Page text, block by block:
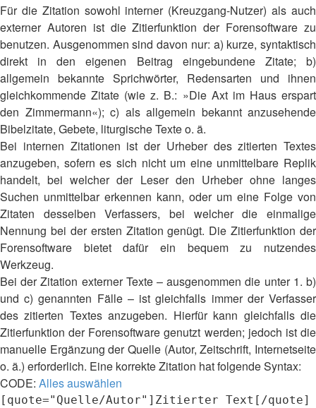
Für die Zitation sowohl interner (Kreuzgang-Nutzer) als auch
externer Autoren ist die Zitierfunktion der Forensoftware zu
benutzen. Ausgenommen sind davon nur: a) kurze, syntaktisch
direkt in den eigenen Beitrag eingebundene Zitate; b)
allgemein bekannte Sprichwörter, Redensarten und ihnen
gleichkommende Zitate (wie z. B.: »Die Axt im Haus erspart
den Zimmermann«); c) als allgemein bekannt anzusehende
Bibelzitate, Gebete, liturgische Texte o. ä.
Bei internen Zitationen ist der Urheber des zitierten Textes
anzugeben, sofern es sich nicht um eine unmittelbare Replik
handelt, bei welcher der Leser den Urheber ohne langes
Suchen unmittelbar erkennen kann, oder um eine Folge von
Zitaten desselben Verfassers, bei welcher die einmalige
Nennung bei der ersten Zitation genügt. Die Zitierfunktion der
Forensoftware bietet dafür ein bequem zu nutzendes
Werkzeug.
Bei der Zitation externer Texte – ausgenommen die unter 1. b)
und c) genannten Fälle – ist gleichfalls immer der Verfasser
des zitierten Textes anzugeben. Hierfür kann gleichfalls die
Zitierfunktion der Forensoftware genutzt werden; jedoch ist die
manuelle Ergänzung der Quelle (Autor, Zeitschrift, Internetseite
o. ä.) erforderlich. Eine korrekte Zitation hat folgende Syntax:
CODE: Alles auswählen
[quote="Quelle/Autor"]Zitierter Text[/quote]